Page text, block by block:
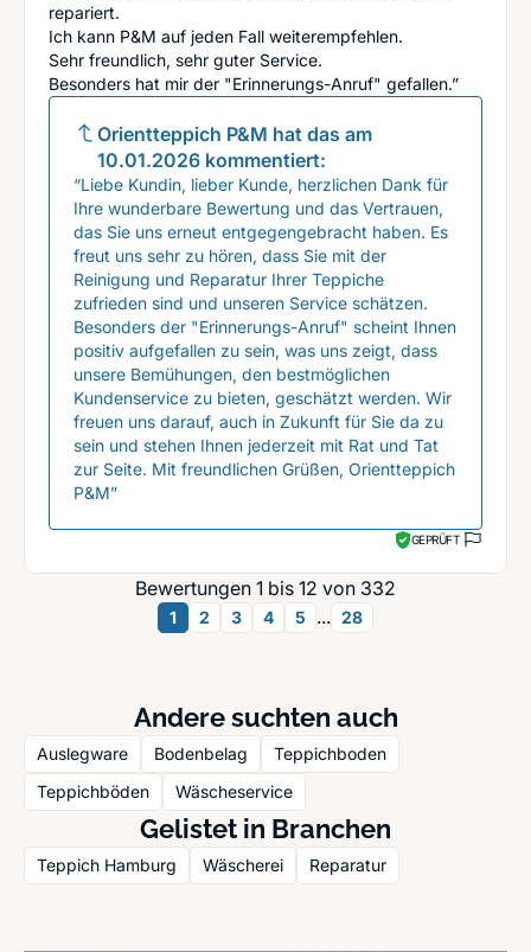
repariert.
Ich kann P&M auf jeden Fall weiterempfehlen.
Sehr freundlich, sehr guter Service.
Besonders hat mir der "Erinnerungs-Anruf" gefallen.”
Orientteppich P&M hat das am
10.01.2026 kommentiert:
“Liebe Kundin, lieber Kunde, herzlichen Dank für
Ihre wunderbare Bewertung und das Vertrauen,
das Sie uns erneut entgegengebracht haben. Es
freut uns sehr zu hören, dass Sie mit der
Reinigung und Reparatur Ihrer Teppiche
zufrieden sind und unseren Service schätzen.
Besonders der "Erinnerungs-Anruf" scheint Ihnen
positiv aufgefallen zu sein, was uns zeigt, dass
unsere Bemühungen, den bestmöglichen
Kundenservice zu bieten, geschätzt werden. Wir
freuen uns darauf, auch in Zukunft für Sie da zu
sein und stehen Ihnen jederzeit mit Rat und Tat
zur Seite. Mit freundlichen Grüßen, Orientteppich
P&M”
GEPRÜFT
Bewertungen 1 bis 12 von 332
1 2 3 4 5 ... 28
Andere suchten auch
Auslegware Bodenbelag
Teppichboden
Teppichböden
Wäscheservice
Gelistet in Branchen
Teppich Hamburg Wäscherei Reparatur